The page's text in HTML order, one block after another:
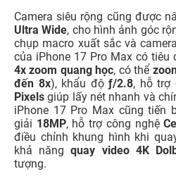
Camera siêu rộng cũng được
Ultra Wide, cho hình ảnh góc
chụp macro xuất sắc và
của iPhone 17 Pro Max có tiêu
4x zoom quang học, có thể
đến 8x), khẩu độƒ/2.8, hỗ trợ
Pixelsgiúp lấy nét nhanh và
iPhone 17 Pro Max cũng tiến
giải 18MP, hỗ trợ công nghệ
điều chỉnh khung hình khi
khả năngquay video 4K
tượng.